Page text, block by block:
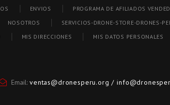
ENVIOS
PROGRAMA DE AFILIADOS
NOSOTROS SERVICIOS-DRONE-STORE-DRONES-
MIS DIRECCIONES MIS DATOS PERSONALES
Email: ventas@dronesperu.org /